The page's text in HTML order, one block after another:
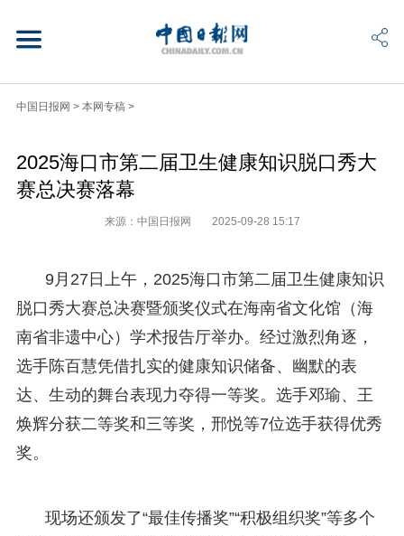
中国日报网 > 本网专稿 >
2025海口市第二届卫生健康知识脱口秀大
赛总决赛落幕
来源：中国日报网 2025-09-28 15:17
9月27日上午，2025海口市第二届卫生健康知识
脱口秀大赛总决赛暨颁奖仪式在海南省文化馆（海
南省非遗中心）学术报告厅举办。经过激烈角逐，
选手陈百慧凭借扎实的健康知识储备、幽默的表
达、生动的舞台表现力夺得一等奖。选手邓瑜、王
焕辉分获二等奖和三等奖，邢悦等7位选手获得优秀
奖。
现场还颁发了“最佳传播奖”“积极组织奖”等多个